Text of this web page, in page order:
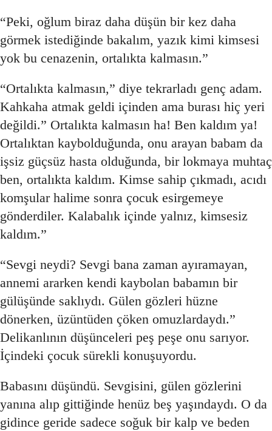
“Peki, oğlum biraz daha düşün bir kez daha
görmek istediğinde bakalım, yazık kimi kimsesi
yok bu cenazenin, ortalıkta kalmasın.”
“Ortalıkta kalmasın,” diye tekrarladı genç adam.
Kahkaha atmak geldi içinden ama burası hiç yeri
değildi.” Ortalıkta kalmasın ha! Ben kaldım ya!
Ortalıktan kaybolduğunda, onu arayan babam da
işsiz güçsüz hasta olduğunda, bir lokmaya muhtaç
ben, ortalıkta kaldım. Kimse sahip çıkmadı, acıdı
komşular halime sonra çocuk esirgemeye
gönderdiler. Kalabalık içinde yalnız, kimsesiz
kaldım.”
“Sevgi neydi? Sevgi bana zaman ayıramayan,
annemi ararken kendi kaybolan babamın bir
gülüşünde saklıydı. Gülen gözleri hüzne
dönerken, üzüntüden çöken omuzlardaydı.”
Delikanlının düşünceleri peş peşe onu sarıyor.
İçindeki çocuk sürekli konuşuyordu.
Babasını düşündü. Sevgisini, gülen gözlerini
yanına alıp gittiğinde henüz beş yaşındaydı. O da
gidince geride sadece soğuk bir kalp ve beden